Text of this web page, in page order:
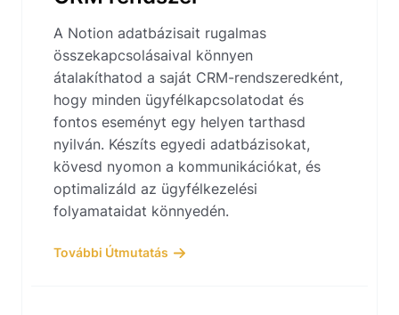
A Notion adatbázisait rugalmas
összekapcsolásaival könnyen
átalakíthatod a saját CRM-rendszeredként,
hogy minden ügyfélkapcsolatodat és
fontos eseményt egy helyen tarthasd
nyilván. Készíts egyedi adatbázisokat,
kövesd nyomon a kommunikációkat, és
optimalizáld az ügyfélkezelési
folyamataidat könnyedén.
További Útmutatás